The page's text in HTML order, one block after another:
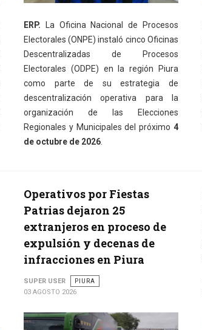
ERP. La Oficina Nacional de Procesos
Electorales (ONPE) instaló cinco Oficinas
Descentralizadas de Procesos
Electorales (ODPE) en la región Piura
como parte de su estrategia de
descentralización operativa para la
organización de las Elecciones
Regionales y Municipales del próximo 4
de octubre de 2026.
Operativos por Fiestas
Patrias dejaron 25
extranjeros en proceso de
expulsión y decenas de
infracciones en Piura
SUPER USER
PIURA
03 AGOSTO 2026